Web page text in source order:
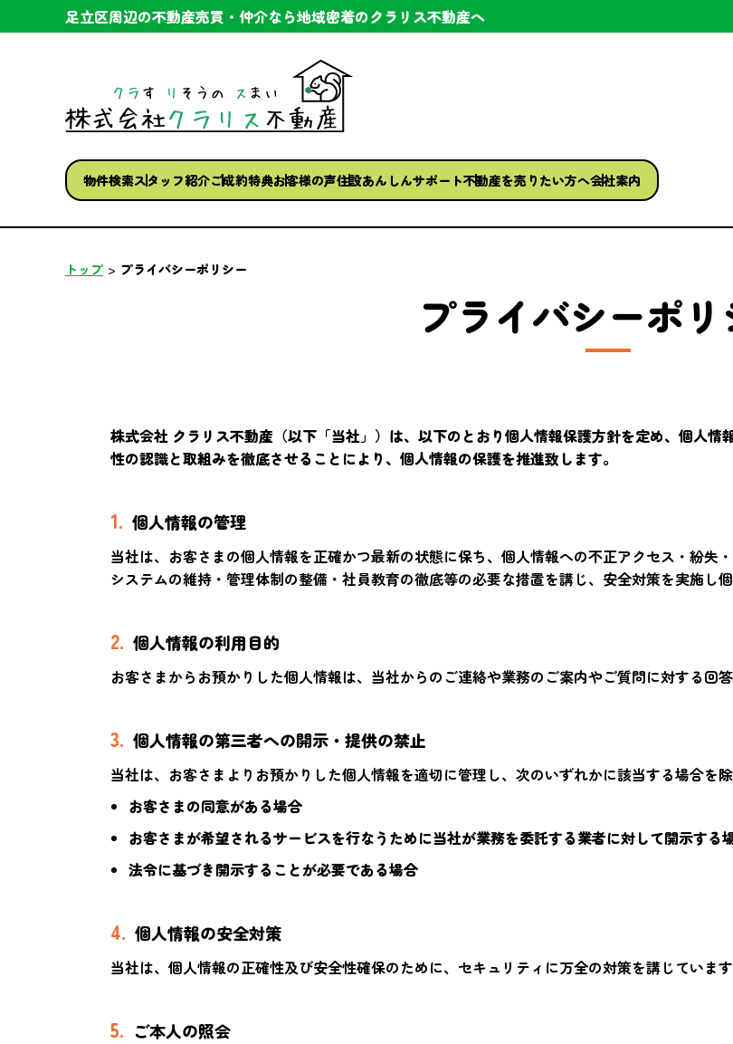
足立区周辺の不動産売買・仲介なら地域密着のクラリス不動産へ
物件検索スタッフ紹介ご成約特典お客様の声住設あんしんサポート不動産を売りたい方へ会社案内
トップ
プライバシーポリシー
プライバシーポリ
株式会社 クラリス不動産（以下「当社」）は、以下のとおり個人情報保護方針を定め、個人
性の認識と取組みを徹底させることにより、個人情報の保護を推進致します。
1. 個人情報の管理
当社は、お客さまの個人情報を正確かつ最新の状態に保ち、個人情報への不正アクセス・紛失
システムの維持・管理体制の整備・社員教育の徹底等の必要な措置を講じ、安全対策を実施し
2. 個人情報の利用目的
お客さまからお預かりした個人情報は、当社からのご連絡や業務のご案内やご質問に対する回
3. 個人情報の第三者への開示・提供の禁止
当社は、お客さまよりお預かりした個人情報を適切に管理し、次のいずれかに該当する場合を
お客さまの同意がある場合
お客さまが希望されるサービスを行なうために当社が業務を委託する業者に対して開示する
法令に基づき開示することが必要である場合
4. 個人情報の安全対策
当社は、個人情報の正確性及び安全性確保のために、セキュリティに万全の対策を講じています
5. ご本人の照会